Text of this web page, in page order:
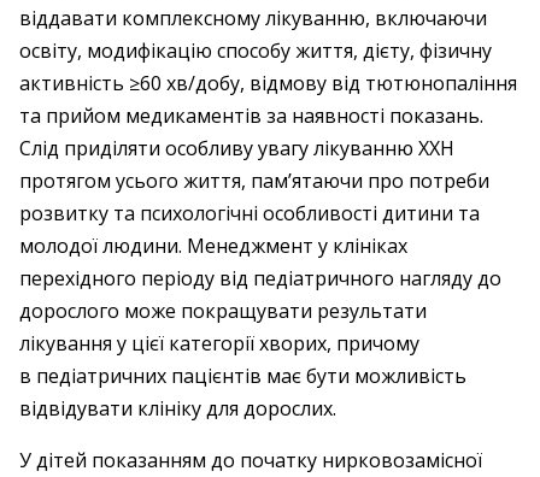
віддавати комплексному лікуванню, включаючи
освіту, модифікацію способу життя, дієту, фізичну
активність ≥60 хв/добу, відмову від тютюнопаління
та прийом медикаментів за наявності показань.
Слід приділяти особливу увагу лікуванню ХХН
протягом усього життя, пам’ятаючи про потреби
розвитку та психологічні особливості дитини та
молодої людини. Менеджмент у клініках
перехідного періоду від педіатричного нагляду до
дорослого може покращувати результати
лікування у цієї категорії хворих, причому
в педіатричних пацієнтів має бути можливість
відвідувати клініку для дорослих.
У дітей показанням до початку нирковозамісної